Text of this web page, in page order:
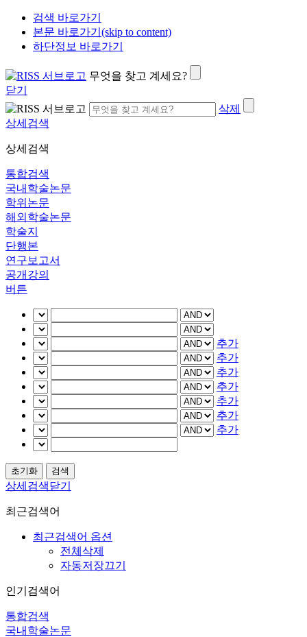
검색 바로가기
본문 바로가기(skip to content)
하단정보 바로가기
무엇을 찾고 계세요?
닫기
삭제
상세검색
상세검색
통합검색
국내학술논문
학위논문
해외학술논문
학술지
단행본
연구보고서
공개강의
버튼
추가
추가
추가
추가
추가
추가
추가
상세검색닫기
최근검색어
최근검색어 옵션
전체삭제
자동저장끄기
인기검색어
통합검색
국내학술논문